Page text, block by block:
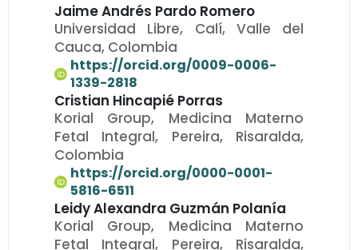
Jaime Andrés Pardo Romero
Universidad Libre, Calí, Valle del
Cauca, Colombia
https://orcid.org/0009-0006-
1339-2818
Cristian Hincapié Porras
Korial Group, Medicina Materno
Fetal Integral, Pereira, Risaralda,
Colombia
https://orcid.org/0000-0001-
5816-6511
Leidy Alexandra Guzmán Polanía
Korial Group, Medicina Materno
Fetal Integral, Pereira, Risaralda,